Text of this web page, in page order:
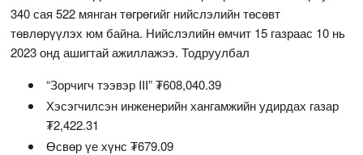
340 сая 522 мянган төгрөгийг нийслэлийн төсөвт
төвлөрүүлэх юм байна. Нийслэлийн өмчит 15 газраас 10 нь
2023 онд ашигтай ажиллажээ. Тодруулбал
“Зорчигч тээвэр III” ₮608,040.39
Хэсэгчилсэн инженерийн хангамжийн удирдах газар
₮2,422.31
Өсвөр үе хүнс ₮679.09